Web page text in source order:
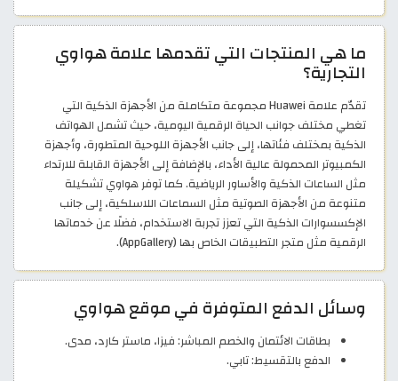
ما هي المنتجات التي تقدمها علامة هواوي
التجارية؟
تقدّم علامة Huawei مجموعة متكاملة من الأجهزة الذكية التي
تغطي مختلف جوانب الحياة الرقمية اليومية، حيث تشمل الهواتف
الذكية بمختلف فئاتها، إلى جانب الأجهزة اللوحية المتطورة، وأجهزة
الكمبيوتر المحمولة عالية الأداء، بالإضافة إلى الأجهزة القابلة للارتداء
مثل الساعات الذكية والأساور الرياضية. كما توفر هواوي تشكيلة
متنوعة من الأجهزة الصوتية مثل السماعات اللاسلكية، إلى جانب
الإكسسوارات الذكية التي تعزز تجربة الاستخدام، فضلًا عن خدماتها
الرقمية مثل متجر التطبيقات الخاص بها (AppGallery).
وسائل الدفع المتوفرة في موقع هواوي
بطاقات الائتمان والخصم المباشر: فيزا، ماستر كارد، مدى.
الدفع بالتقسيط: تابي.